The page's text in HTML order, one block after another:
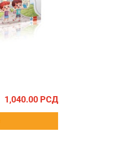
1,040.00 РСД